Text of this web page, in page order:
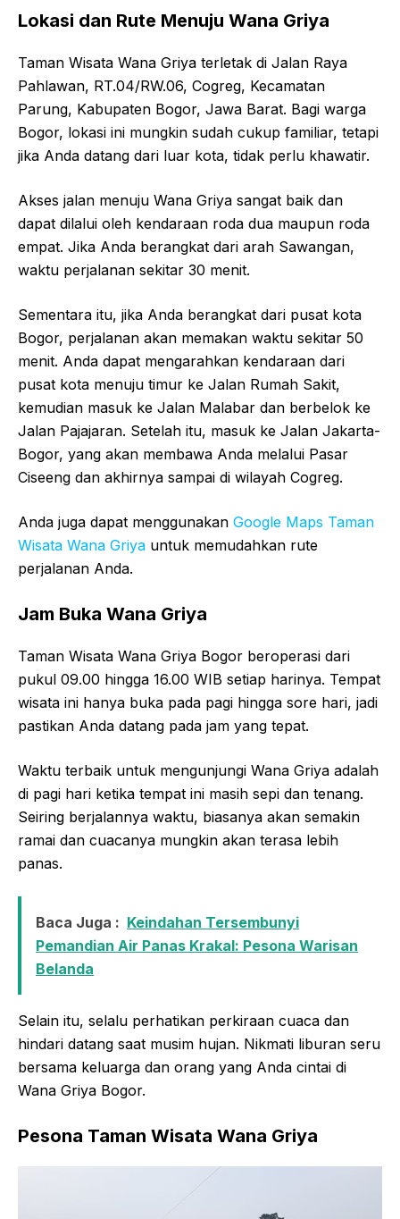
Lokasi dan Rute Menuju Wana Griya
Taman Wisata Wana Griya terletak di Jalan Raya
Pahlawan, RT.04/RW.06, Cogreg, Kecamatan
Parung, Kabupaten Bogor, Jawa Barat. Bagi warga
Bogor, lokasi ini mungkin sudah cukup familiar, tetapi
jika Anda datang dari luar kota, tidak perlu khawatir.
Akses jalan menuju Wana Griya sangat baik dan
dapat dilalui oleh kendaraan roda dua maupun roda
empat. Jika Anda berangkat dari arah Sawangan,
waktu perjalanan sekitar 30 menit.
Sementara itu, jika Anda berangkat dari pusat kota
Bogor, perjalanan akan memakan waktu sekitar 50
menit. Anda dapat mengarahkan kendaraan dari
pusat kota menuju timur ke Jalan Rumah Sakit,
kemudian masuk ke Jalan Malabar dan berbelok ke
Jalan Pajajaran. Setelah itu, masuk ke Jalan Jakarta-
Bogor, yang akan membawa Anda melalui Pasar
Ciseeng dan akhirnya sampai di wilayah Cogreg.
Anda juga dapat menggunakan Google Maps Taman
Wisata Wana Griya untuk memudahkan rute
perjalanan Anda.
Jam Buka Wana Griya
Taman Wisata Wana Griya Bogor beroperasi dari
pukul 09.00 hingga 16.00 WIB setiap harinya. Tempat
wisata ini hanya buka pada pagi hingga sore hari, jadi
pastikan Anda datang pada jam yang tepat.
Waktu terbaik untuk mengunjungi Wana Griya adalah
di pagi hari ketika tempat ini masih sepi dan tenang.
Seiring berjalannya waktu, biasanya akan semakin
ramai dan cuacanya mungkin akan terasa lebih
panas.
Baca Juga : Keindahan Tersembunyi
Pemandian Air Panas Krakal: Pesona Warisan
Belanda
Selain itu, selalu perhatikan perkiraan cuaca dan
hindari datang saat musim hujan. Nikmati liburan seru
bersama keluarga dan orang yang Anda cintai di
Wana Griya Bogor.
Pesona Taman Wisata Wana Griya